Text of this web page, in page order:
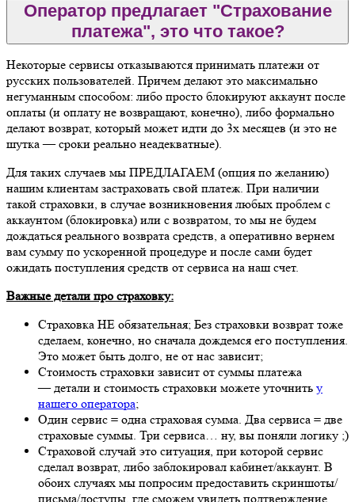
Оператор предлагает "Страхование
платежа", это что такое?
Некоторые сервисы отказываются принимать платежи от
русских пользователей. Причем делают это максимально
негуманным способом: либо просто блокируют аккаунт после
оплаты (и оплату не возвращают, конечно), либо формально
делают возврат, который может идти до 3х месяцев (и это не
шутка — сроки реально неадекватные).
Для таких случаев мы ПРЕДЛАГАЕМ (опция по желанию)
нашим клиентам застраховать свой платеж. При наличии
такой страховки, в случае возникновения любых проблем с
аккаунтом (блокировка) или с возвратом, то мы не будем
дождаться реального возврата средств, а оперативно вернем
вам сумму по ускоренной процедуре и после сами будет
ожидать поступления средств от сервиса на наш счет.
Важные детали про страховку:
Страховка НЕ обязательная; Без страховки возврат тоже
сделаем, конечно, но сначала дождемся его поступления.
Это может быть долго, не от нас зависит;
Стоимость страховки зависит от суммы платежа
— детали и стоимость страховки можете уточнить у
нашего оператора;
Один сервис = одна страховая сумма. Два сервиса = две
страховые суммы. Три сервиса… ну, вы поняли логику ;)
Страховой случай это ситуация, при которой сервис
сделал возврат, либо заблокировал кабинет/аккаунт. В
обоих случаях мы попросим предоставить скриншоты/
письма/доступы, где сможем увидеть подтверждение